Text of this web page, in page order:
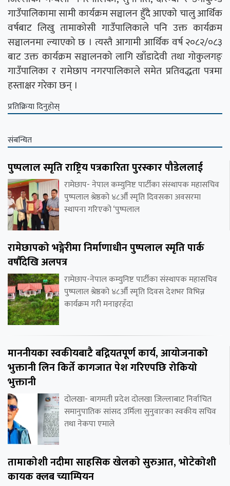
गाउँपालिकामा सामी कार्यक्रम सञ्चालन हुँदै आएको चालु आर्थिक
वर्षबाट लिखु तामाकोसी गाउँपालिकाले पनि उक्त कार्यक्रम
सञ्चालनमा ल्याएको छ । त्यस्तै आगामी आर्थिक वर्ष २०८२/०८३
बाट उक्त कार्यक्रम सञ्चालनको लागि खाँडादेवी तथा गोकुलगङ्
गाउँपालिका र रामेछाप नगरपालिकाले समेत प्रतिवद्धता पत्रमा
हस्ताक्षर गरेका छन् ।
प्रतिक्रिया दिनुहोस्
संबन्धित
पुष्पलाल स्मृति राष्ट्रिय पत्रकारिता पुरस्कार पौडेललाई
रामेछाप- नेपाल कम्युनिष्ट पार्टीका संस्थापक महासचिव
पुष्पलाल श्रेष्ठको ४८औँ स्मृति दिवसका अवसरमा
स्थापना गरिएको ‘पुष्पलाल
रामेछापको भङ्गेरीमा निर्माणाधीन पुष्पलाल स्मृति पार्क
वर्षौंदेखि अलपत्र
रामेछाप-नेपाल कम्युनिष्ट पार्टीका संस्थापक महासचिव
पुष्पलाल श्रेष्ठको ४८औँ स्मृति दिवस देशभर विभिन्न
कार्यक्रम गरी मनाइरहँदा
माननीयका स्वकीयबाटै बद्नियतपूर्ण कार्य, आयोजनाको
भुक्तानी लिन किर्ते कागजात पेश गरिएपछि रोकियो
भुक्तानी
दोलखा- बागमती प्रदेश दोलखा जिल्लाबाट निर्वाचित
समानुपातिक सांसद उर्मिला सुनुवारका स्वकीय सचिव
तथा नेकपा एमाले
तामाकोशी नदीमा साहसिक खेलको सुरुआत, भोटेकोशी
कायक क्लब च्याम्पियन